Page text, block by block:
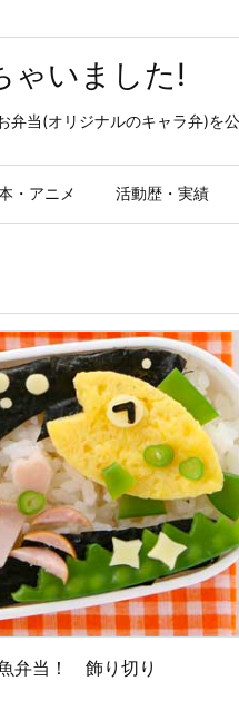
ゃいました!
弁当(オリジナルのキャラ弁)を
・アニメ 活動歴・実績
弁当！ 飾り切り